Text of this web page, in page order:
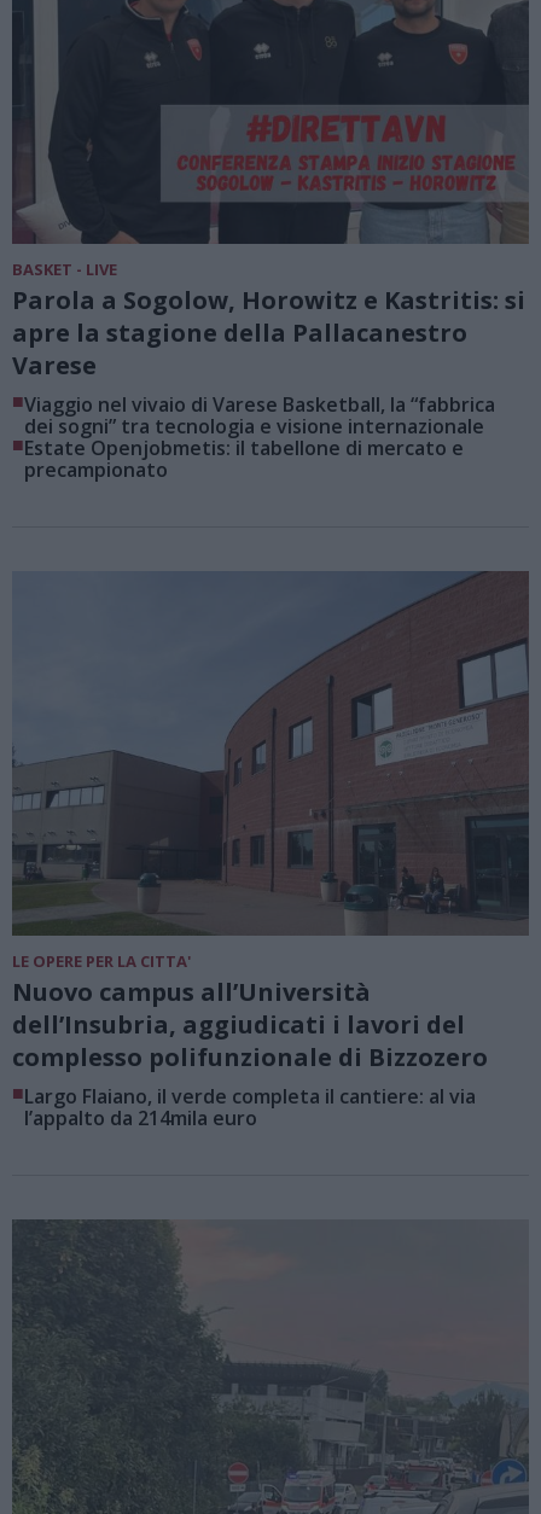
BASKET - LIVE
Parola a Sogolow, Horowitz e Kastritis: si
apre la stagione della Pallacanestro
Varese
■Viaggio nel vivaio di Varese Basketball, la “fabbrica
dei sogni” tra tecnologia e visione internazionale
■Estate Openjobmetis: il tabellone di mercato e
precampionato
LE OPERE PER LA CITTA'
Nuovo campus all’Università
dell’Insubria, aggiudicati i lavori del
complesso polifunzionale di Bizzozero
■Largo Flaiano, il verde completa il cantiere: al via
l’appalto da 214mila euro